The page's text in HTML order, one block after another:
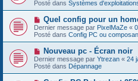
a
g
e
m
e
s
s
a
g
e
v
a
u
m
e
s
a
g
e
Posté dans Systèmes
N
o
u
v
e
a
u
m
e
Quel config pour un
Dernier message par PixelMaZe «
Posté dans Config PC ou
N
o
u
v
Nouveau pc - Écran noir
Dernier message par Ytrezan « 24
Posté dans Dépannage